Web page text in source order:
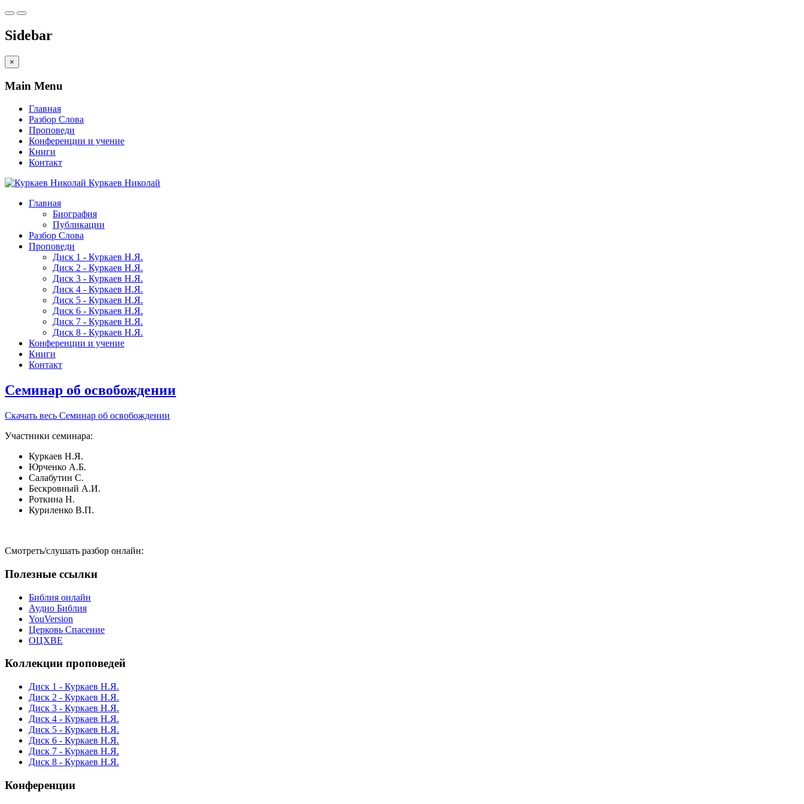
Sidebar
×
Main Menu
Главная
Разбор Слова
Проповеди
Конференции и учение
Книги
Контакт
Куркаев Николай
Главная
Биография
Публикации
Разбор Слова
Проповеди
Диск 1 - Куркаев Н.Я.
Диск 2 - Куркаев Н.Я.
Диск 3 - Куркаев Н.Я.
Диск 4 - Куркаев Н.Я.
Диск 5 - Куркаев Н.Я.
Диск 6 - Куркаев Н.Я.
Диск 7 - Куркаев Н.Я.
Диск 8 - Куркаев Н.Я.
Конференции и учение
Книги
Контакт
Семинар об освобождении
Скачать весь Семинар об освобождении
Участники семинара:
Куркаев Н.Я.
Юрченко А.Б.
Салабутин С.
Бескровный А.И.
Роткина Н.
Куриленко В.П.
Смотреть/слушать разбор онлайн:
Полезные ссылки
Библия онлайн
Аудио Библия
YouVersion
Церковь Спасение
ОЦХВЕ
Коллекции проповедей
Диск 1 - Куркаев Н.Я.
Диск 2 - Куркаев Н.Я.
Диск 3 - Куркаев Н.Я.
Диск 4 - Куркаев Н.Я.
Диск 5 - Куркаев Н.Я.
Диск 6 - Куркаев Н.Я.
Диск 7 - Куркаев Н.Я.
Диск 8 - Куркаев Н.Я.
Конференции